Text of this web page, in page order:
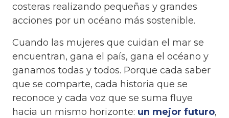
costeras realizando pequeñas y grandes
acciones por un océano más sostenible.
Cuando las mujeres que cuidan el mar se
encuentran, gana el país, gana el océano y
ganamos todas y todos. Porque cada saber
que se comparte, cada historia que se
reconoce y cada voz que se suma fluye
hacia un mismo horizonte: un mejor futuro,